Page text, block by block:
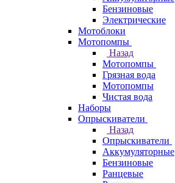
Бензиновые
Электрические
Мотоблоки
Мотопомпы
Назад
Мотопомпы
Грязная вода
Мотопомпы
Чистая вода
Наборы
Опрыскиватели
Назад
Опрыскиватели
Аккумуляторные
Бензиновые
Ранцевые